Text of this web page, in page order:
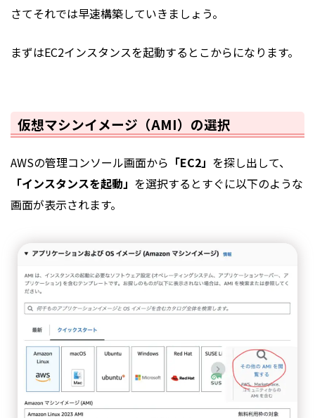
さてそれでは早速構築していきましょう。
まずはEC2インスタンスを起動するとこからになります。
仮想マシンイメージ（AMI）の選択
AWSの管理コンソール画面から 「EC2」 を探し出して、
「インスタンスを起動」 を選択するとすぐに以下のような
画面が表示されます。